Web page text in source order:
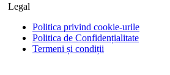
Legal
Politica privind cookie-urile
Politica de Confidențialitate
Termeni și condiții